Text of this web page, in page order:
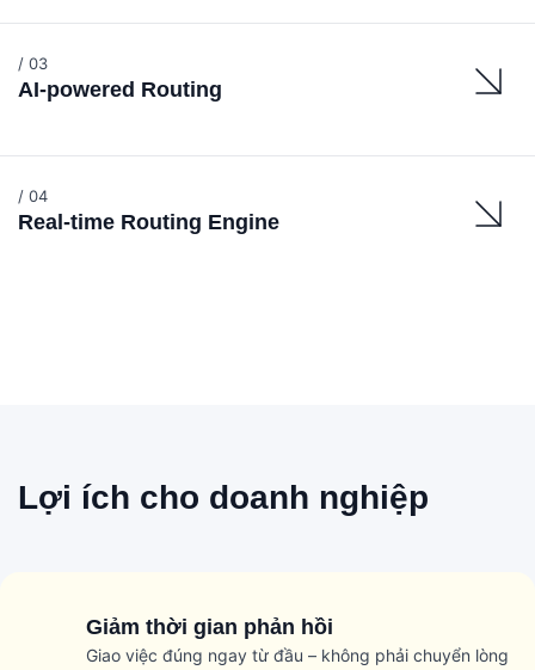
/ 03
AI-powered Routing
/ 04
Real-time Routing Engine
Lợi ích cho doanh nghiệp
Giảm thời gian phản hồi
Giao việc đúng ngay từ đầu – không phải chuyển lòng